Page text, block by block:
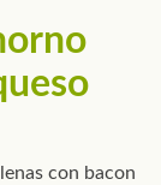
con bacon